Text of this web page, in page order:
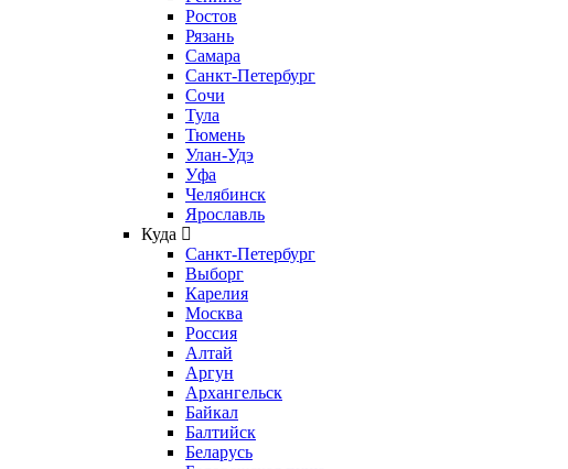
Ростов
Рязань
Самара
Санкт-Петербург
Сочи
Тула
Тюмень
Улан-Удэ
Уфа
Челябинск
Ярославль
Куда
Санкт-Петербург
Выборг
Карелия
Москва
Россия
Алтай
Аргун
Архангельск
Байкал
Балтийск
Беларусь